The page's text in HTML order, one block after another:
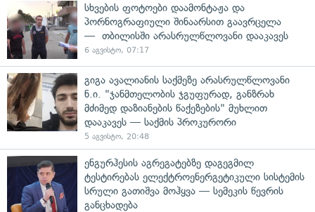
სხვების ფოტოები დაამონტაჟა და
პორნოგრაფიული შინაარსით გაავრცელა
— თბილისში არასრულწლოვანი დააკავეს
6 აგვისტო, 07:17
გიგა ავალიანის საქმეზე არასრულწლოვანი
ნ.ი. "ჯანმთელობის ჯგუფურად, განზრახ
მძიმედ დაზიანების წაქეზების" მუხლით
დააკავეს — საქმის პროკურორი
5 აგვისტო, 20:48
ენგურჰესის აგრეგატებზე დაგეგმილ
ტესტირებას ელექტროენერგეტიკული სისტემის
სრული გათიშვა მოჰყვა — სემეკის წევრის
განცხადება